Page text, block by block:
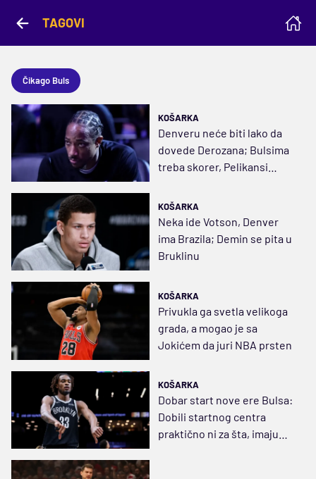
TAGOVI
Čikago Buls
KOŠARKA
Denveru neće biti lako da
dovede Derozana; Bulsima
treba skorer, Pelikansi
KOŠARKA
Neka ide Votson, Denver
ima Brazila; Demin se pita u
Bruklinu
KOŠARKA
Privukla ga svetla velikoga
grada, a mogao je sa
Jokićem da juri NBA prsten
KOŠARKA
Dobar start nove ere Bulsa:
Dobili startnog centra
praktično ni za šta, imaju